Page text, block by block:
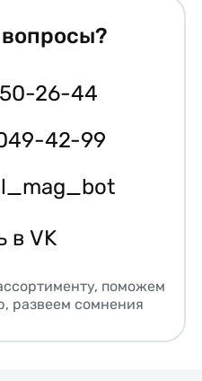
26-44
42-99
в VK
поможем
развеем сомнения